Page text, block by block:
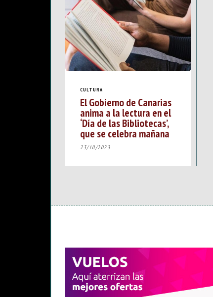
CULTURA
El Gobierno de Canarias
anima a la lectura en el
‘Día de las Bibliotecas’,
que se celebra mañana
23/10/2023